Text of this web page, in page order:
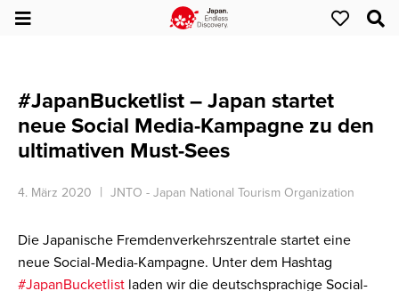
#JapanBucketlist – Japan startet
neue Social Media-Kampagne zu den
ultimativen Must-Sees
4. März 2020 JNTO - Japan National Tourism Organization
Die Japanische Fremdenverkehrszentrale startet eine
neue Social-Media-Kampagne. Unter dem Hashtag
#JapanBucketlist laden wir die deutschsprachige Social-